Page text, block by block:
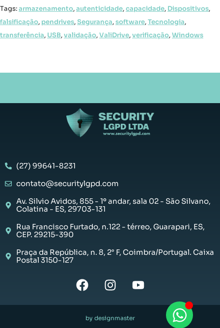
Tags:armazenamento,autenticidade,capacidade, Dispositivos,
falsificação, pendrives,Segurança,software,Tecnologia,
transferência, USB,validação,ValiDrive,verificação,Windows
(27) 99641-8231
contato@securitylgpd.com
Av. Silvio Avidos, 855 - 1º andar, sala 02 - São Silvano,
Colatina - ES, 29703-131
Rua Francisco Furtado, n.122 - térreo, Guarapari, ES,
CEP. 29215-390
Praça da República, n. 8, 2° F, Coimbra/Portugal. Caixa
Postal 3150-127
by designmaster